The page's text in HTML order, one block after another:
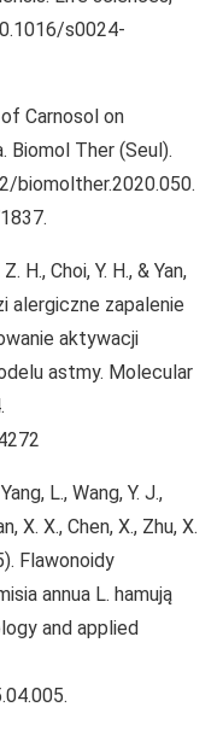
s0024-
Carnosol on
Biomol Ther (Seul).
biomolther.2020.050.
H., Choi, Y. H., & Yan,
alergiczne zapalenie
aktywacji
astmy. Molecular
L., Wang, Y. J.,
X. X., Chen, X., Zhu, X.
Flawonoidy
annua L. hamują
and applied